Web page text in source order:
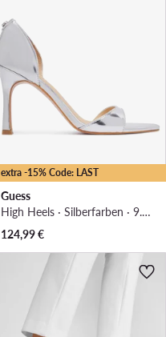
extra -15% Code: LAST
Guess
High Heels · Silberfarben · 9.5 cm
124,99€